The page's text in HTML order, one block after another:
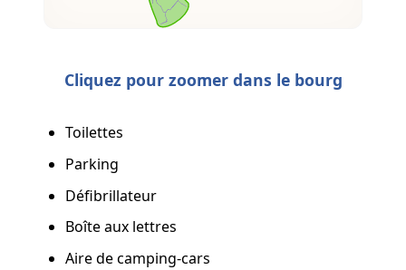
Cliquez pour zoomer dans le bourg
Toilettes
Parking
Défibrillateur
Boîte aux lettres
Aire de camping-cars